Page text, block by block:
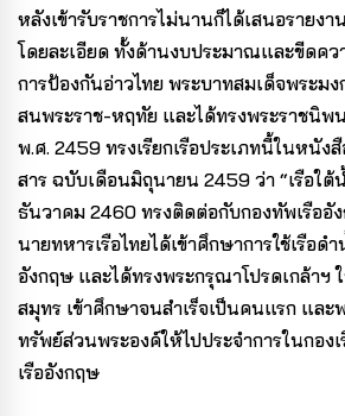
หลังเข้ารับราชการไม่นานก็ได้เสนอรายง
โดยละเอียด ทั้งด้านงบประมาณและขีดค
การป้องกันอ่าวไทย พระบาทสมเด็จพระมง
สนพระราช-หฤทัย และได้ทรงพระราชนิพ
พ.ศ. 2459 ทรงเรียกเรือประเภทนี้ในหนัง
สาร ฉบับเดือนมิถุนายน 2459 ว่า “เรือใต้
ธันวาคม 2460 ทรงติดต่อกับกองทัพเรือ
นายทหารเรือไทยได้เข้าศึกษาการใช้เรือด
อังกฤษ และได้ทรงพระกรุณาโปรดเกล้าฯ
สมุทร เข้าศึกษาจนสำเร็จเป็นคนแรก และ
ทรัพย์ส่วนพระองค์ให้ไปประจำการในกอง
เรืออังกฤษ